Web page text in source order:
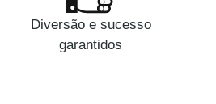
Diversão e sucesso
garantidos